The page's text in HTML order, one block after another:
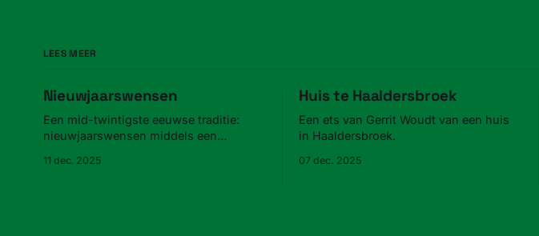
LEES MEER
Nieuwjaarswensen
Een mid-twintigste eeuwse traditie:
nieuwjaarswensen middels een
11 dec. 2025
Huis te Haaldersbroek
Een ets van Gerrit Woudt van een huis
in Haaldersbroek.
07 dec. 2025